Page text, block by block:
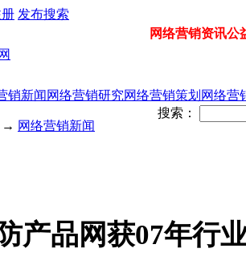
发布搜索
网络营销资讯公
销新闻 网络营销研究网络营销策划 网络营
→ 网络营销新闻
搜索：
产品网获07年行